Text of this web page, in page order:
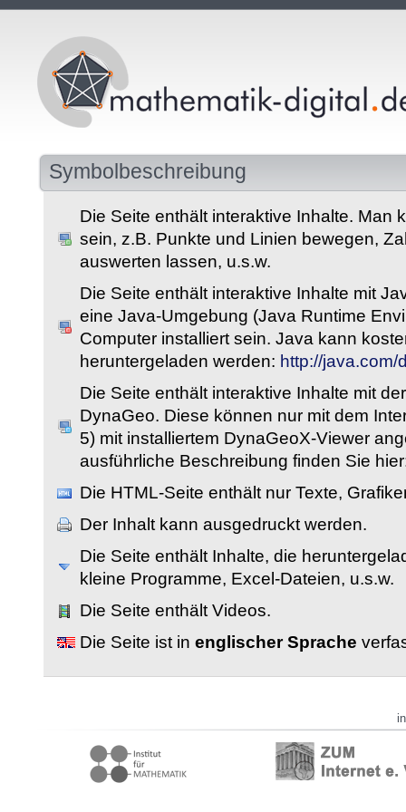
Symbolbeschreibung
Die Seite enthält interaktive Inhalte. Man
sein, z.B. Punkte und Linien bewegen,
auswerten lassen, u.s.w.
Die Seite enthält interaktive Inhalte mit
eine Java-Umgebung (Java Runtime
Computer installiert sein. Java kann
heruntergeladen werden: http://
Die Seite enthält interaktive Inhalte mit
DynaGeo. Diese können nur mit dem
5) mit installiertem DynaGeoX-Viewer
ausführliche Beschreibung finden Sie
Die HTML-Seite enthält nur Texte,
Der Inhalt kann ausgedruckt werden.
Die Seite enthält Inhalte, die
kleine Programme, Excel-Dateien, u.s.w.
Die Seite enthält Videos.
Die Seite ist in englischer Sprache